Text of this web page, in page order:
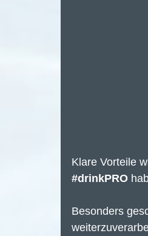
Klare Vorteile
#drinkPRO
Besonders